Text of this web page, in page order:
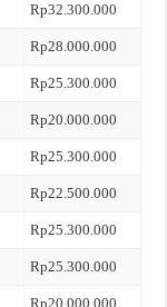
Rp32.300.000
Rp28.000.000
Rp25.300.000
Rp20.000.000
Rp25.300.000
Rp22.500.000
Rp25.300.000
Rp25.300.000
Rp20.000.000